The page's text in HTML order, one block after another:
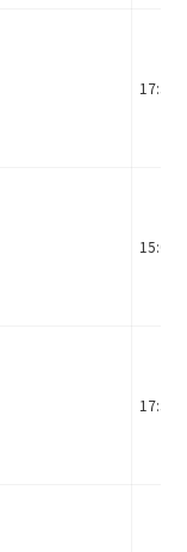
17:30
15:00
17:30